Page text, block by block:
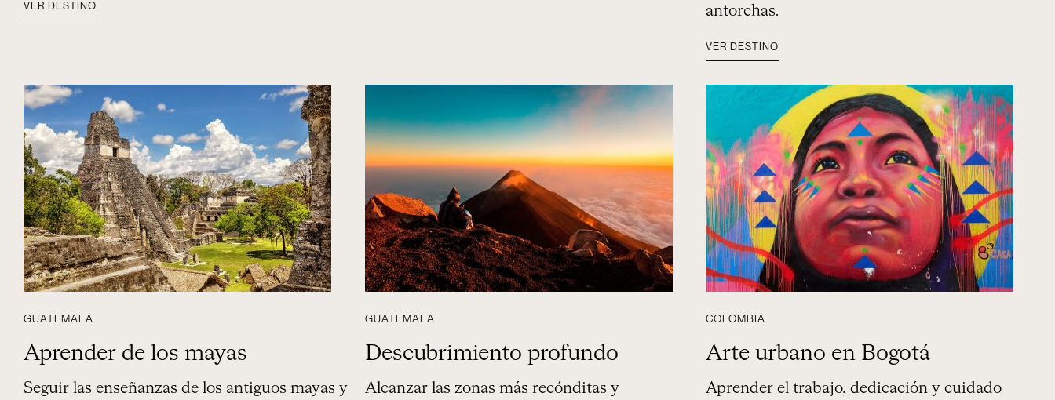
VER DESTINO
antorchas.
VER DESTINO
GUATEMALA
Aprender de los mayas
Seguir las enseñanzas de los antiguos mayas y
GUATEMALA
Descubrimiento profundo
Alcanzar las zonas más recónditas y
COLOMBIA
Arte urbano en Bogotá
Aprender el trabajo, dedicación y cuidado